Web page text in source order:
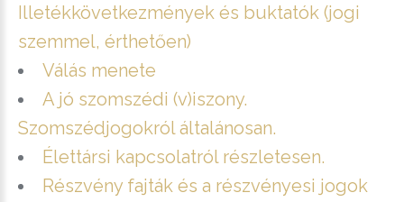
Illetékkövetkezmények és buktatók (jogi
szemmel, érthetően)
Válás menete
A jó szomszédi (v)iszony.
Szomszédjogokról általánosan.
Élettársi kapcsolatról részletesen.
Részvény fajták és a részvényesi jogok